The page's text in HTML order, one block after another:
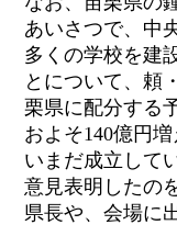
あいさつで、中
多くの学校を建
とについて、頼
栗県に配分する
およそ140億円
いまだ成立して
意見表明したの
県長や、会場に